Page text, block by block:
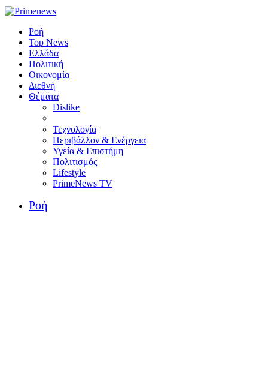
Ροή
Top News
Ελλάδα
Πολιτική
Οικονομία
Διεθνή
Θέματα
Dislike
Τεχνολογία
Περιβάλλον & Ενέργεια
Υγεία & Επιστήμη
Πολιτισμός
Lifestyle
PrimeNews TV
Ροή